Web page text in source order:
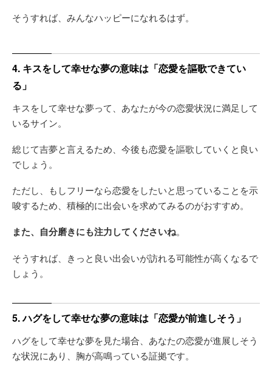
そうすれば、みんなハッピーになれるはず。
4. キスをして幸せな夢の意味は「恋愛を謳歌できてい
る」
キスをして幸せな夢って、あなたが今の恋愛状況に満足して
いるサイン。
総じて吉夢と言えるため、今後も恋愛を謳歌していくと良い
でしょう。
ただし、もしフリーなら恋愛をしたいと思っていることを示
唆するため、積極的に出会いを求めてみるのがおすすめ。
また、自分磨きにも注力してくださいね。
そうすれば、きっと良い出会いが訪れる可能性が高くなるで
しょう。
5. ハグをして幸せな夢の意味は「恋愛が前進しそう」
ハグをして幸せな夢を見た場合、あなたの恋愛が進展しそう
な状況にあり、胸が高鳴っている証拠です。